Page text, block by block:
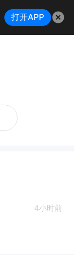
4小时前
打开APP